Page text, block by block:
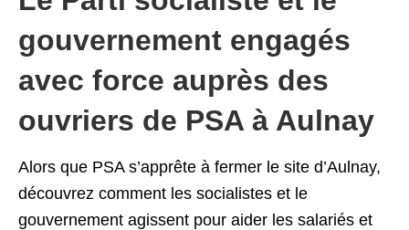
gouvernement engagés
avec force auprès des
ouvriers de PSA à Aulnay
Alors que PSA s’apprête à fermer le site d’Aulnay,
découvrez comment les socialistes et le
gouvernement agissent pour aider les salariés et